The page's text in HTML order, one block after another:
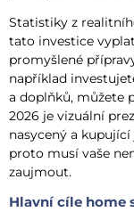
Statistiky z
tato investice
promyšlené
například
a doplňků, můžete
2026 je vizuální
nasycený a
proto musí vaše
zaujmout.
Hlavní cíle home